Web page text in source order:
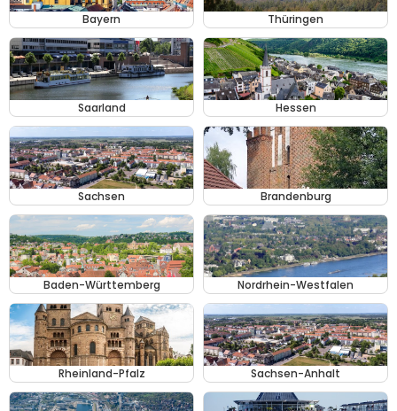
Bayern Thüringen
Saarland Hessen
Sachsen Brandenburg
Baden-Württemberg Nordrhein-Westfalen
Rheinland-Pfalz Sachsen-Anhalt